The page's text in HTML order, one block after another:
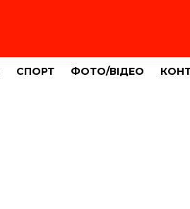
СПОРТ ФОТО/ВІДЕО